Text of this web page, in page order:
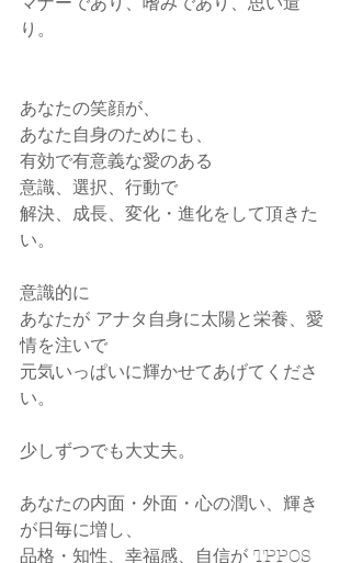
り。
あなたの笑顔が、
あなた自身のためにも、
有効で有意義な愛のある
意識、選択、行動で
解決、成長、変化・進化をして頂きた
い。
意識的に
あなたが アナタ自身に太陽と栄養、愛
情を注いで
元気いっぱいに輝かせてあげてくださ
い。
少しずつでも大丈夫。
あなたの内面・外面・心の潤い、輝き
が日毎に増し、
品格・知性、幸福感、自信が TPPOS